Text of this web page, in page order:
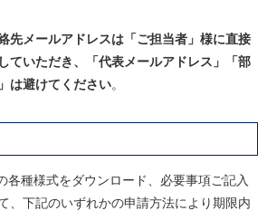
先メールアドレスは「ご担当者」様に直接
ていただき、
「代表メールアドレス」「部
は避けてください。
各種様式をダウンロード、必要事項ご記入
、下記のいずれかの申請方法により期限内